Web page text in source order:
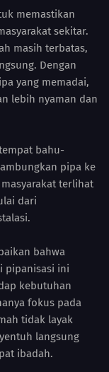
memastikan
sekitar.
masih terbatas,
Dengan
yang memadai,
lebih nyaman dan
bahu-
pipa ke
terlihat
dari
bahwa
pipanisasi ini
kebutuhan
fokus pada
tidak layak
langsung
ibadah.